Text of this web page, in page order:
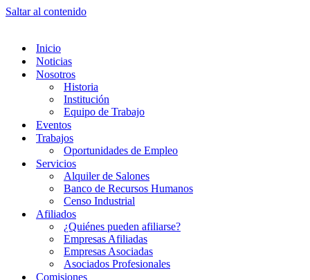
Saltar al contenido
Inicio
Noticias
Nosotros
Historia
Institución
Equipo de Trabajo
Eventos
Trabajos
Oportunidades de Empleo
Servicios
Alquiler de Salones
Banco de Recursos Humanos
Censo Industrial
Afiliados
¿Quiénes pueden afiliarse?
Empresas Afiliadas
Empresas Asociadas
Asociados Profesionales
Comisiones